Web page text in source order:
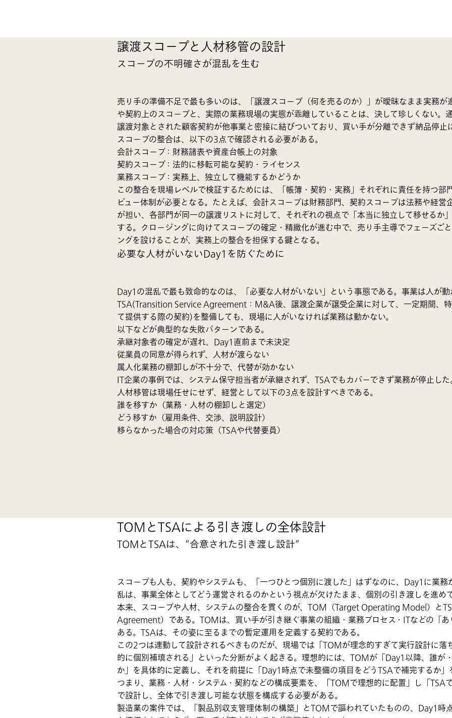
譲渡スコープと人材移管の設計
スコープの不明確さが混乱を生む
売り手の準備不足で最も多いのは、「譲渡スコープ（何を売るのか）」が曖昧なまま実務が
や契約上のスコープと、実際の業務現場の実態が乖離していることは、決して珍しくない。
譲渡対象とされた顧客契約が他事業と密接に結びついており、買い手が分離できず納品停止
スコープの整合は、以下の3点で確認される必要がある。
会計スコープ：財務諸表や資産台帳上の対象
契約スコープ：法的に移転可能な契約・ライセンス
業務スコープ：実務上、独立して機能するかどうか
この整合を現場レベルで検証するためには、「帳簿・契約・実務」それぞれに責任を持つ部
ビュー体制が必要となる。たとえば、会計スコープは財務部門、契約スコープは法務や経営
が担い、各部門が同一の譲渡リストに対して、それぞれの視点で「本当に独立して移せるか
する。クロージングに向けてスコープの確定・精緻化が進む中で、売り手主導でフェーズご
ングを設けることが、実務上の整合を担保する鍵となる。
必要な人材がいないDay1を防ぐために
Day1の混乱で最も致命的なのは、「必要な人材がいない」という事態である。事業は人が
TSA(Transition Service Agreement：M&A後、譲渡企業が譲受企業に対して、一定期間、
て提供する際の契約)を整備しても、現場に人がいなければ業務は動かない。
以下などが典型的な失敗パターンである。
承継対象者の確定が遅れ、Day1直前まで未決定
従業員の同意が得られず、人材が渡らない
属人化業務の棚卸しが不十分で、代替が効かない
IT企業の事例では、システム保守担当者が承継されず、TSAでもカバーできず業務が停止した
人材移管は現場任せにせず、経営として以下の3点を設計すべきである。
誰を移すか（業務・人材の棚卸しと選定）
どう移すか（雇用条件、交渉、説明設計）
移らなかった場合の対応策（TSAや代替要員）
TOMとTSAによる引き渡しの全体設計
TOMとTSAは、“合意された引き渡し設計”
スコープも人も、契約やシステムも、「一つひとつ個別に渡した」はずなのに、Day1に業
乱は、事業全体としてどう運営されるのかという視点が欠けたまま、個別の引き渡しを進め
本来、スコープや人材、システムの整合を貫くのが、TOM（Target Operating Model）と
Agreement）である。TOMは、買い手が引き継ぐ事業の組織・業務プロセス・ITなどの「
ある。TSAは、その姿に至るまでの暫定運用を定義する契約である。
この2つは連動して設計されるべきものだが、現場では「TOMが理念的すぎて実行設計に落
的に個別補填される」といった分断がよく起きる。理想的には、TOMが「Day1以降、誰が
か」を具体的に定義し、それを前提に「Day1時点で未整備の項目をどうTSAで補完するか」
つまり、業務・人材・システム・契約などの構成要素を、「TOMで理想的に配置」し「TSA
で設計し、全体で引き渡し可能な状態を構成する必要がある。
製造業の案件では、「製品別収支管理体制の構築」とTOMで謳われていたものの、Day1時